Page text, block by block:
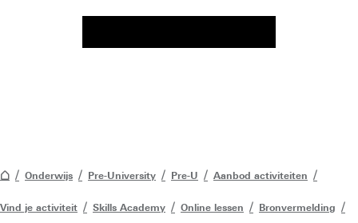
Onderwijs Pre-University Pre-U Aanbod activiteiten
Vind je activiteit Skills Academy Online lessen Bronvermelding